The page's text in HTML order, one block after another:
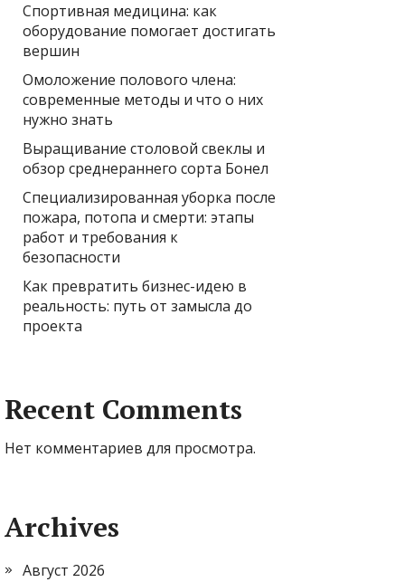
Спортивная медицина: как
оборудование помогает достигать
вершин
Омоложение полового члена:
современные методы и что о них
нужно знать
Выращивание столовой свеклы и
обзор среднераннего сорта Бонел
Специализированная уборка после
пожара, потопа и смерти: этапы
работ и требования к
безопасности
Как превратить бизнес-идею в
реальность: путь от замысла до
проекта
Recent Comments
Нет комментариев для просмотра.
Archives
Август 2026